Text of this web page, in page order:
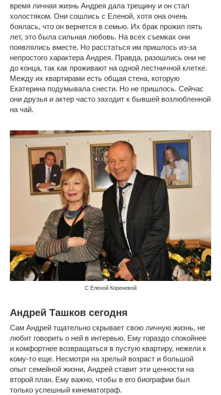
время личная жизнь Андрея дала трещину и он стал
холостяком. Они сошлись с Еленой, хотя она очень
боялась, что он вернется в семью. Их брак прожил пять
лет, это была сильная любовь. На всех съемках они
появлялись вместе. Но расстаться им пришлось из-за
непростого характера Андрея. Правда, разошлись они не
до конца, так как проживают на одной лестничной клетке.
Между их квартирами есть общая стена, которую
Екатерина подумывала снести. Но не пришлось. Сейчас
они друзья и актер часто заходит к бывшей возлюбленной
на чай.
С Еленой Кореневой
Андрей Ташков сегодня
Сам Андрей тщательно скрывает свою личную жизнь, не
любит говорить о ней в интервью. Ему гораздо спокойнее
и комфортнее возвращаться в пустую квартиру, нежели к
кому-то еще. Несмотря на зрелый возраст и большой
опыт семейной жизни, Андрей ставит эти ценности на
второй план. Ему важно, чтобы в его биографии был
только успешный кинематограф.